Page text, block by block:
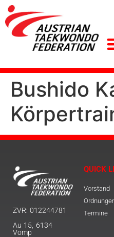
Bushido
ZVR: 012244781
Au 15, 6134
Vomp
QUICK
Vorstand
Termine